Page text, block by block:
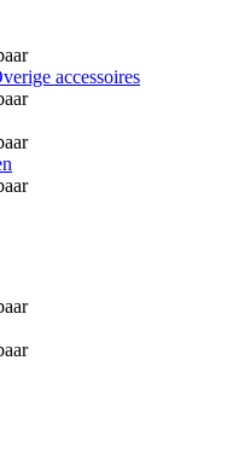
accessoires